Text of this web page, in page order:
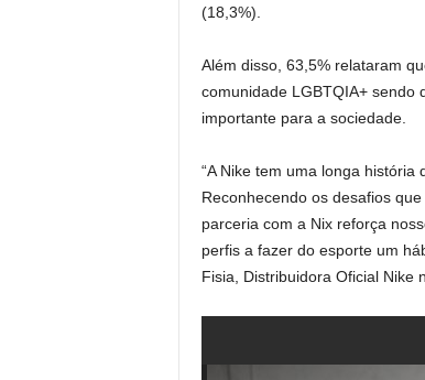
(18,3%).
Além disso, 63,5% relataram
comunidade LGBTQIA+ sendo
importante para a sociedade.
“A Nike tem uma longa
Reconhecendo os desafios
parceria com a Nix reforça
perfis a fazer do esporte um
Fisia, Distribuidora Oficial Nike